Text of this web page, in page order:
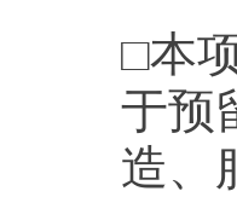
□本
于预
造、